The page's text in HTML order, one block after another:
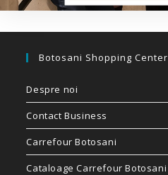
Botosani Shopping Center
Despre noi
Contact Business
Carrefour Botosani
Cataloage Carrefour Botosani